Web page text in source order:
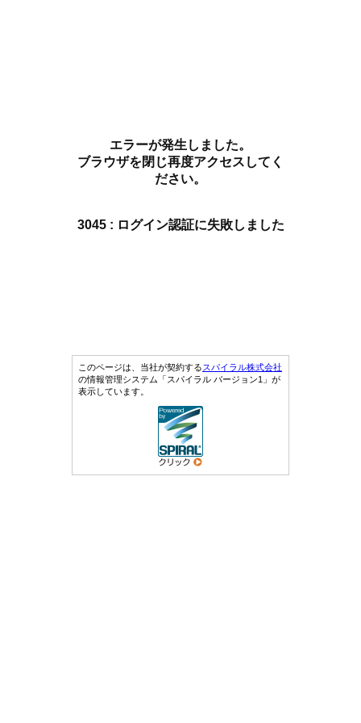
エラーが発生しました。
ブラウザを閉じ再度アクセスしてく
ださい。
3045 : ログイン認証に失敗しました
このページは、当社が契約するスパイラル株式会社
の情報管理システム「スパイラル バージョン1」が
表示しています。